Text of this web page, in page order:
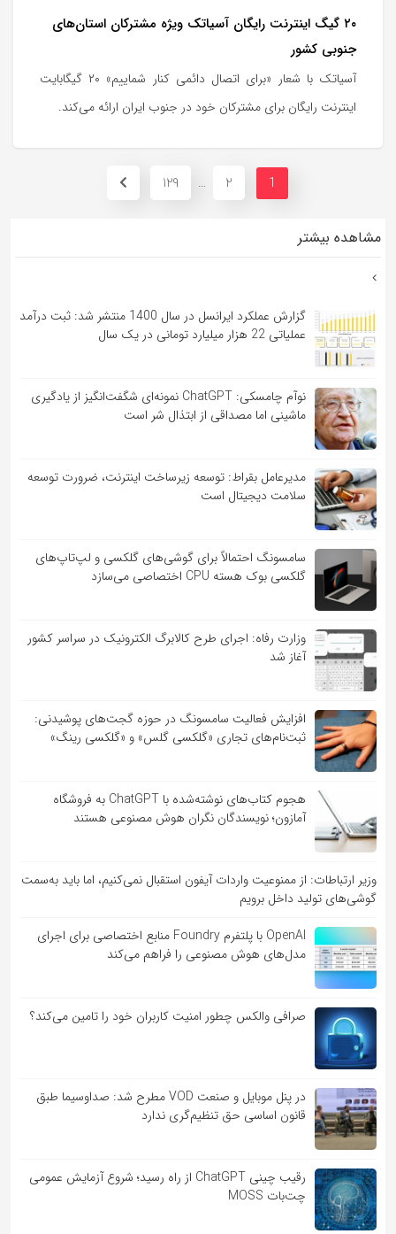
۲۰ گیگ اینترنت رایگان آسیاتک ویژه مشترکان استان‌های
جنوبی کشور
آسیاتک با شعار «برای اتصال دائمی کنار شماییم» ۲۰ گیگابایت
اینترنت رایگان برای مشترکان خود در جنوب ایران ارائه می‌کند.
1
2
…
129
مشاهده بیشتر
گزارش عملکرد ایرانسل در سال 1400 منتشر شد: ثبت درآمد
عملیاتی 22 هزار میلیارد تومانی در یک سال
نوآم چامسکی: ChatGPT نمونه‌ای شگفت‌انگیز از یادگیری
ماشینی اما مصداقی از ابتذال شر است
مدیرعامل بقراط: توسعه زیرساخت اینترنت، ضرورت توسعه
سلامت دیجیتال است
سامسونگ احتمالاً برای گوشی‌های گلکسی و لپ‌تاپ‌های
گلکسی بوک هسته CPU اختصاصی می‌سازد
وزارت رفاه: اجرای طرح کالابرگ الکترونیک در سراسر کشور
آغاز شد
افزایش فعالیت سامسونگ در حوزه گجت‌های پوشیدنی:
ثبت‌نام‌های تجاری «گلکسی گلس» و «گلکسی رینگ»
هجوم کتاب‌های نوشته‌شده با ChatGPT به فروشگاه
آمازون؛ نویسندگان نگران هوش مصنوعی هستند
وزیر ارتباطات: از ممنوعیت واردات آیفون استقبال نمی‌کنیم، اما باید به‌سمت
گوشی‌های تولید داخل برویم
OpenAI با پلتفرم Foundry منابع اختصاصی برای اجرای
مدل‌های هوش مصنوعی را فراهم می‌کند
صرافی والکس چطور امنیت کاربران خود را تامین می‌کند؟
در پنل موبایل و صنعت VOD مطرح شد: صداوسیما طبق
قانون اساسی حق تنظیم‌گری ندارد
رقیب چینی ChatGPT از راه رسید؛ شروع آزمایش عمومی
چت‌بات MOSS